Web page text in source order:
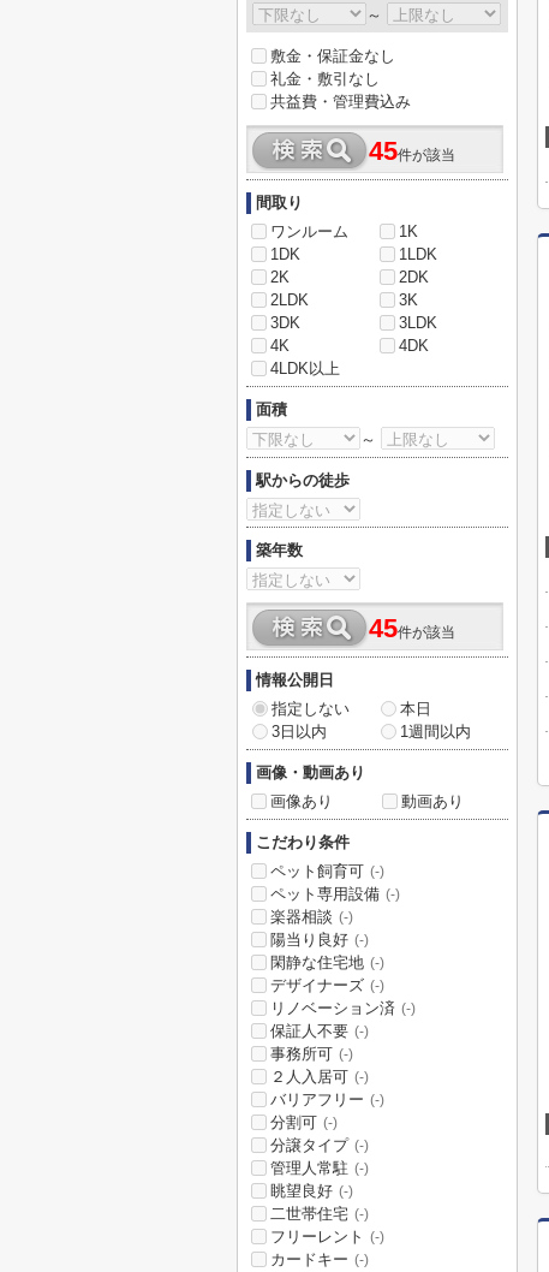
～
敷金・保証金なし
礼金・敷引なし
共益費・管理費込み
45件が該当
間取り
ワンルーム
1K
1DK
1LDK
2K
2DK
2LDK
3K
3DK
3LDK
4K
4DK
4LDK以上
面積
～
駅からの徒歩
築年数
45件が該当
情報公開日
指定しない
本日
3日以内
1週間以内
画像・動画あり
画像あり
動画あり
こだわり条件
ペット飼育可 (-)
ペット専用設備 (-)
楽器相談 (-)
陽当り良好 (-)
閑静な住宅地 (-)
デザイナーズ (-)
リノベーション済 (-)
保証人不要 (-)
事務所可 (-)
２人入居可 (-)
バリアフリー (-)
分割可 (-)
分譲タイプ (-)
管理人常駐 (-)
眺望良好 (-)
二世帯住宅 (-)
フリーレント (-)
カードキー (-)